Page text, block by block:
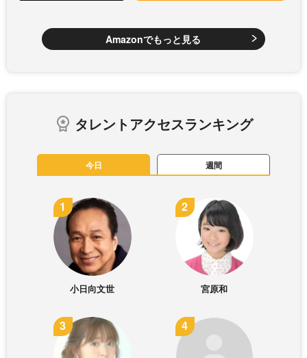
Amazonでもっと見る
タレントアクセスランキング
今日 週間
小日向文世 宮原和